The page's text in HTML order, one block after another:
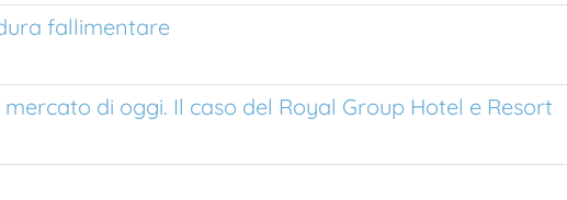
fallimentare
di oggi. Il caso del Royal Group Hotel e Resort